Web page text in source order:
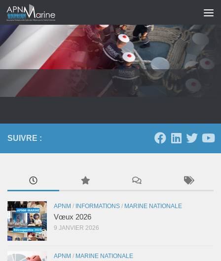
Skip to content
SUIVRE :
APNM / INFORMATIONS / MARINE NATIONALE
Vœux 2026
9 JANVIER 2026
APNM / MARINE NATIONALE